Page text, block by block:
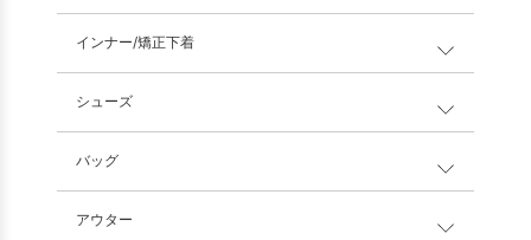
インナー/矯正下着
シューズ
バッグ
アウター